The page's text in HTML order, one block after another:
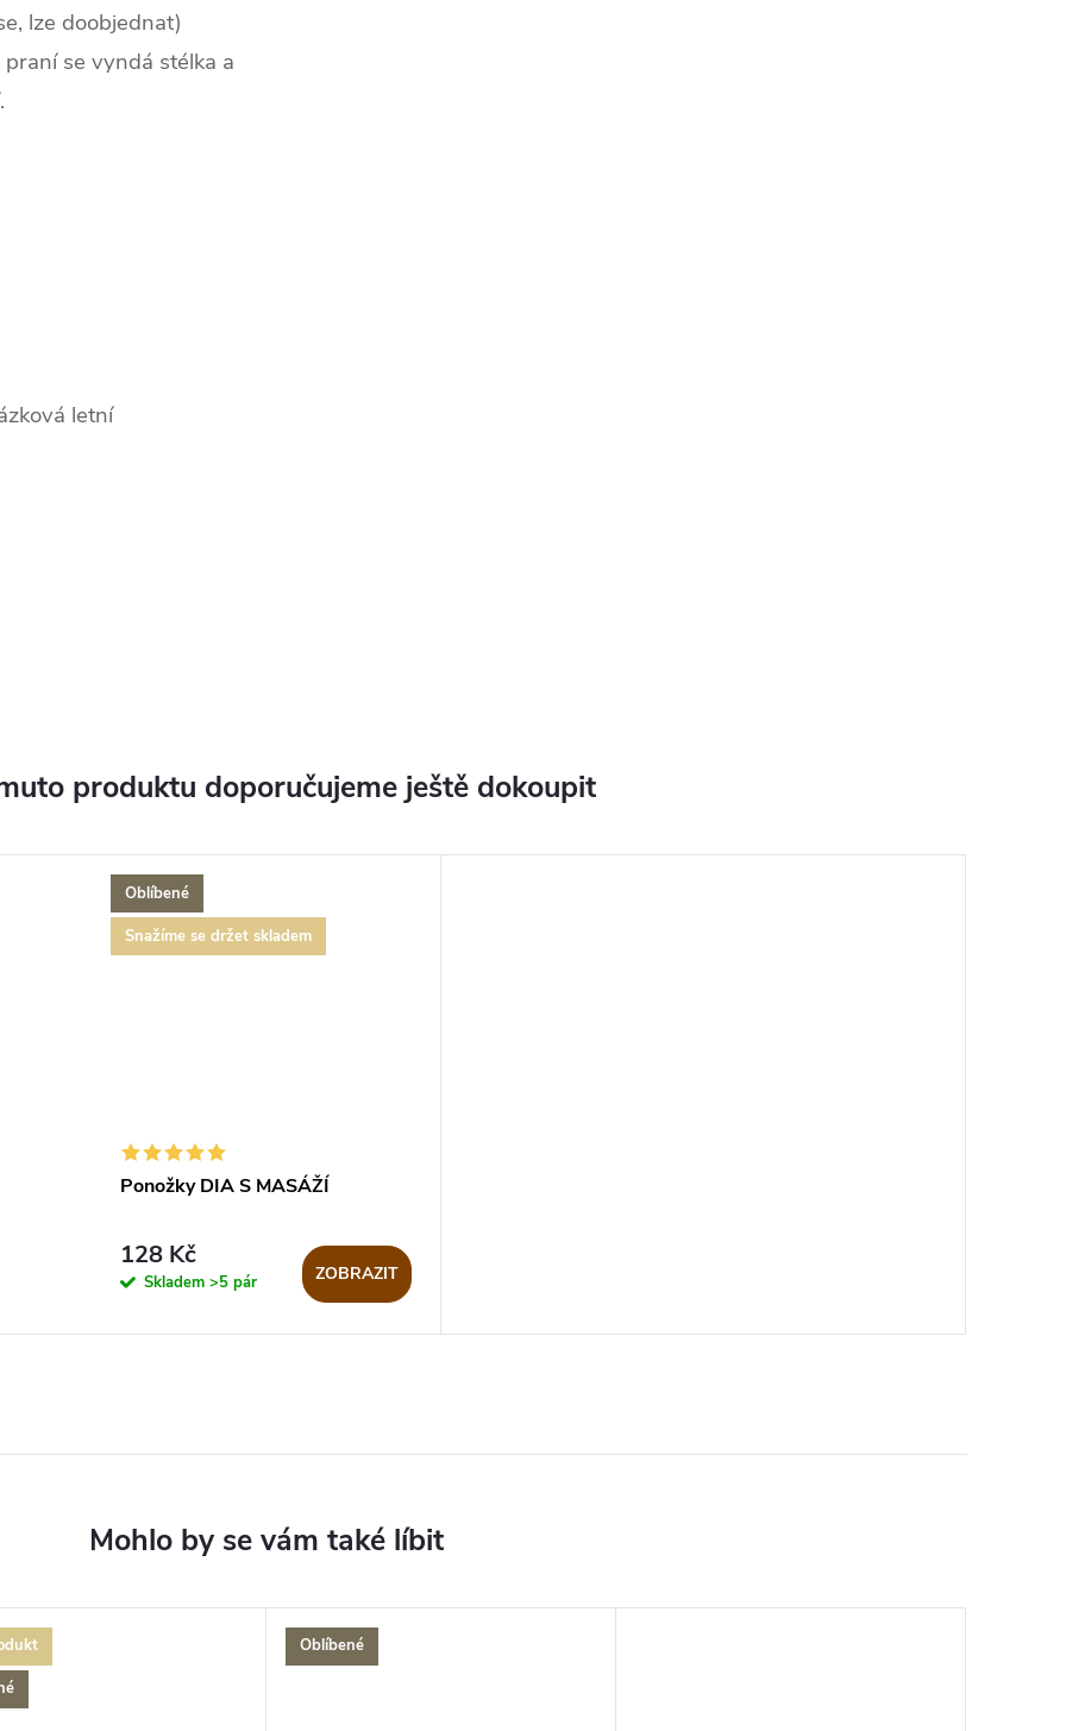
lze doobjednat)
se vyndá stélka a
letní
produktu doporučujeme ještě dokoupit
Oblíbené
Snažíme se držet skladem
Ponožky DIA S MASÁŽÍ
128 Kč
Skladem >5 pár ZOBRAZIT
Oblíbené